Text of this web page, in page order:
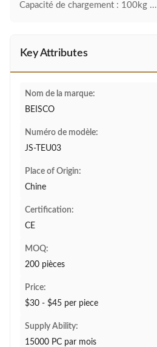
Capacité de chargement : 100kg ...
Key Attributes
Nom de la marque:
BEISCO
Numéro de modèle:
JS-TEU03
Place of Origin:
Chine
Certification:
CE
MOQ:
200 pièces
Price:
$30 - $45 per piece
Supply Ability:
15000 PC par mois